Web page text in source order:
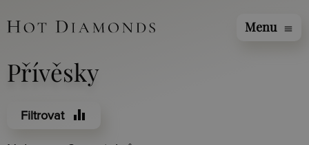
Menu menu
Přívěsky
Filtrovat equalizer